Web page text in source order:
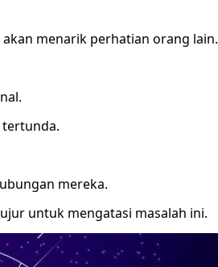
menarik perhatian orang lain.
tertunda.
mereka.
untuk mengatasi masalah ini.